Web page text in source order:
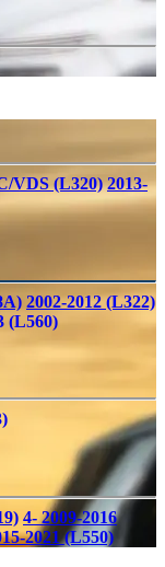
VDS (L320) 2013-
2002-2012 (L322)
(L560)
4- 2009-2016
2021 (L550)